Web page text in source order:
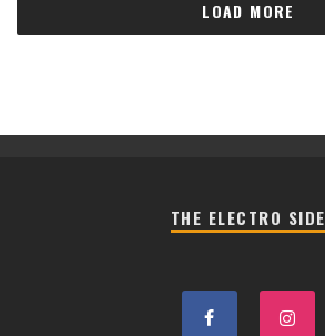
LOAD MORE
THE ELECTRO SIDE